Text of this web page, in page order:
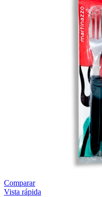
Comparar
Vista rápida